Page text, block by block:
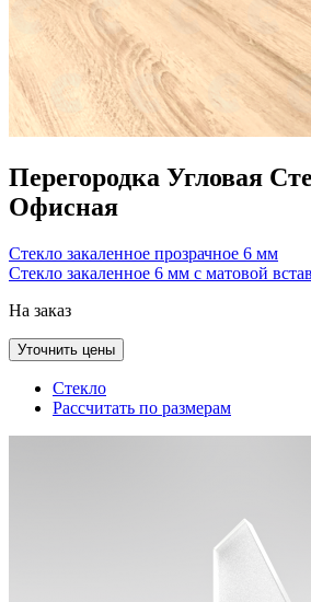
Перегородка Угловая
Офисная
Стекло закаленное прозрачное 6 мм
Стекло закаленное 6 мм с матовой
На заказ
Уточнить цены
Стекло
Рассчитать по размерам